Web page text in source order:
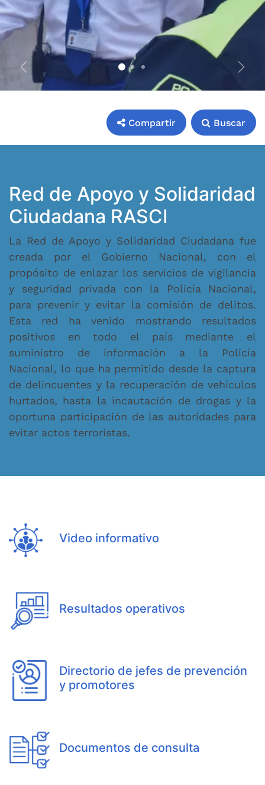
Previous Next
Compartir Buscar
Red de Apoyo y Solidaridad
Ciudadana RASCI
La Red de Apoyo y Solidaridad Ciudadana fue
creada por el Gobierno Nacional, con el
propósito de enlazar los servicios de vigilancia
y seguridad privada con la Policía Nacional,
para prevenir y evitar la comisión de delitos.
Esta red ha venido mostrando resultados
positivos en todo el país mediante el
suministro de información a la Policía
Nacional, lo que ha permitido desde la captura
de delincuentes y la recuperación de vehículos
hurtados, hasta la incautación de drogas y la
oportuna participación de las autoridades para
evitar actos terroristas.
Video informativo
Resultados operativos
Directorio de jefes de prevención
y promotores
Documentos de consulta